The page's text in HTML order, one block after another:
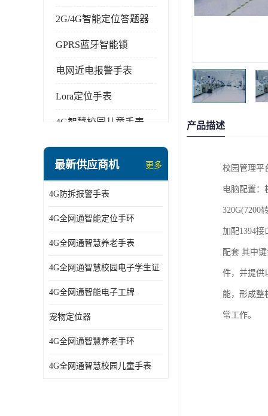
2G/4G智能定位答题器
GPRS蓝牙智能锁
电网近电报警手表
Lora定位手表
4G智慧校园儿童手表
指静脉识别智能锁
2G/BT4.0智能睡眠带
2G/4G智慧养老手环
最新供应商机 更多
4G防拆报警手表
4G全网通智能定位手环
4G全网通智慧养老手表
4G全网通智慧校园电子学生证
4G全网通智能电子工牌
宠物定位器
4G全网通智慧养老手环
4G全网通智慧校园儿童手表
产品描述
校园管理平
电脑配置：
320G(7200
加配1394
配套 其中
件，并提供
能，形成整
常工作。